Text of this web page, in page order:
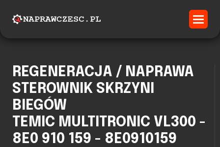
REGENERACJA / NAPRAWA
STEROWNIK SKRZYNI
BIEGÓW
TEMIC MULTITRONIC VL300 -
8E0 910 159 - 8E0910159